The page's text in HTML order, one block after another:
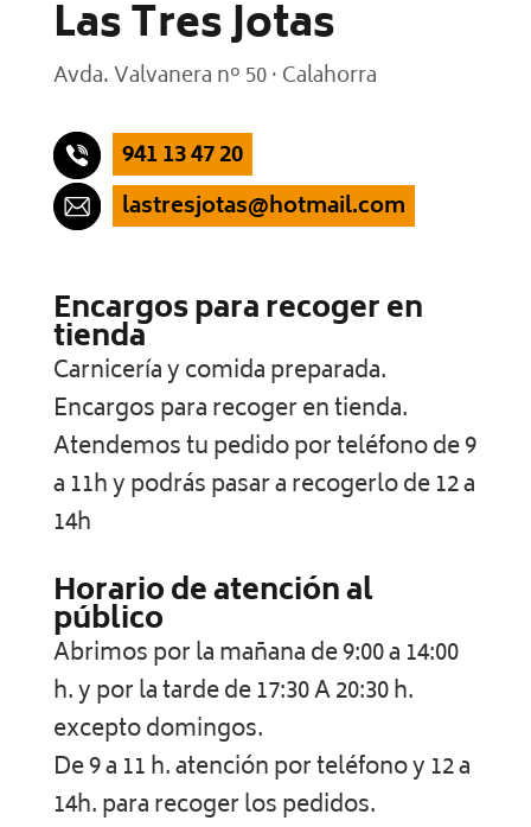
Las Tres Jotas
Avda. Valvanera nº 50 · Calahorra
941 13 47 20
lastresjotas@hotmail.com
Encargos para recoger en
tienda
Carnicería y comida preparada.
Encargos para recoger en tienda.
Atendemos tu pedido por teléfono de 9
a 11h y podrás pasar a recogerlo de 12 a
14h
Horario de atención al
público
Abrimos por la mañana de 9:00 a 14:00
h. y por la tarde de 17:30 A 20:30 h.
excepto domingos.
De 9 a 11 h. atención por teléfono y 12 a
14h. para recoger los pedidos.